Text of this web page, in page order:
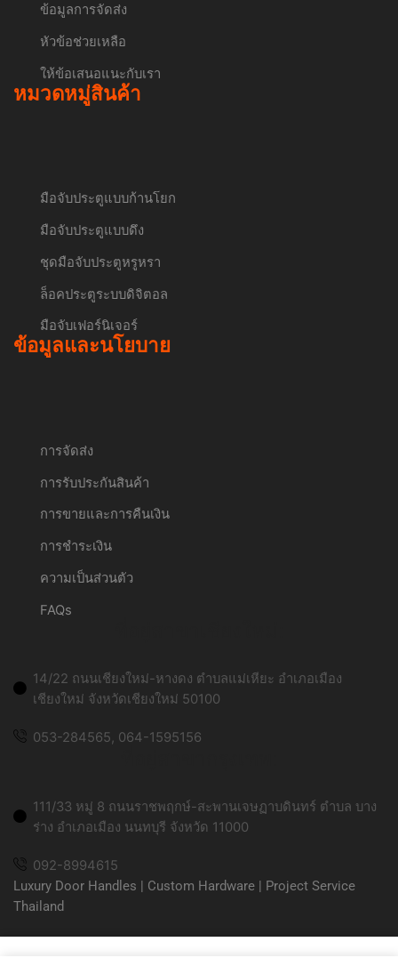
ข้อมูลการจัดส่ง
หัวข้อช่วยเหลือ
ให้ข้อเสนอแนะกับเรา
หมวดหมู่สินค้า
มือจับประตูแบบก้านโยก
มือจับประตูแบบดึง
ชุดมือจับประตูหรูหรา
ล็อคประตูระบบดิจิตอล
มือจับเฟอร์นิเจอร์
ข้อมูลและนโยบาย
การจัดส่ง
การรับประกันสินค้า
การขายและการคืนเงิน
การชำระเงิน
ความเป็นส่วนตัว
FAQs
14/22 ถนนเชียงใหม่-หางดง ตำบลแม่เหียะ อำเภอเมือง
เชียงใหม่ จังหวัดเชียงใหม่ 50100
053-284565, 064-1595156
111/33 หมู่ 8 ถนนราชพฤกษ์-สะพานเจษฏาบดินทร์ ตำบล บาง
ร่าง อำเภอเมือง นนทบุรี จังหวัด 11000
092-8994615
Luxury Door Handles | Custom Hardware | Project Service
Thailand